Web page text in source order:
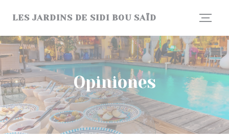
LES JARDINS DE SIDI BOU SAÏD
Opiniones